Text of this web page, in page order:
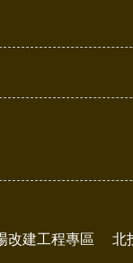
改建工程專區 北